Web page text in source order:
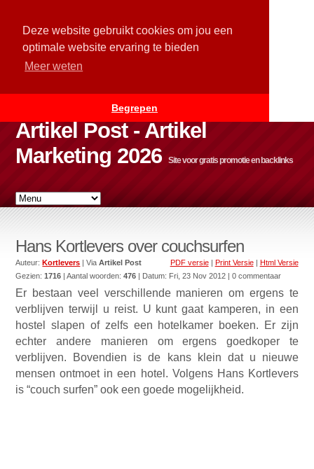
Deze website gebruikt cookies om jou een
optimale website ervaring te bieden
Meer weten
Begrepen
Artikel Post - Artikel
Marketing 2026
Site voor gratis promotie en backlinks
Hans Kortlevers over couchsurfen
PDF versie| Print Versie| Html Versie
Auteur:Kortlevers | ViaArtikel Post
Gezien:1716 | Aantal woorden:476 | Datum: Fri, 23 Nov 2012 | 0 commentaar
Er bestaan veel verschillende manieren om ergens te
verblijven terwijl u reist. U kunt gaat kamperen, in een
hostel slapen of zelfs een hotelkamer boeken. Er zijn
echter andere manieren om ergens goedkoper te
verblijven. Bovendien is de kans klein dat u nieuwe
mensen ontmoet in een hotel. Volgens Hans Kortlevers
is “couch surfen” ook een goede mogelijkheid.